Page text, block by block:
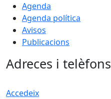
Agenda
Agenda política
Avisos
Publicacions
Adreces i telèfons
Accedeix